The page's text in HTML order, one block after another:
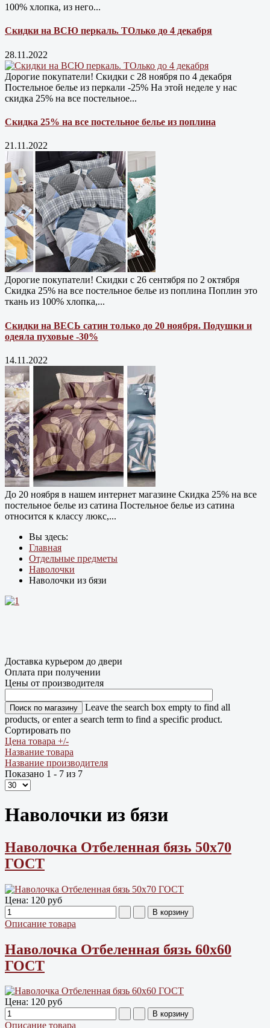
100% хлопка, из него...
Скидки на ВСЮ перкаль. ТОлько до 4 декабря
28.11.2022
Дорогие покупатели! Скидки с 28 ноября по 4 декабря
Постельное белье из перкали -25% На этой неделе у нас
скидка 25% на все постельное...
Скидка 25% на все постельное белье из поплина
21.11.2022
Дорогие покупатели! Скидки с 26 сентября по 2 октября
Скидка 25% на все постельное белье из поплина Поплин это
ткань из 100% хлопка,...
Скидки на ВЕСЬ сатин только до 20 ноября. Подушки и
одеяла пуховые -30%
14.11.2022
До 20 ноября в нашем интернет магазине Cкидка 25% на все
постельное белье из сатина Постельное белье из сатина
относится к классу люкс,...
Вы здесь:
Главная
Отдельные предметы
Наволочки
Наволочки из бязи
Доставка курьером до двери
Оплата при получении
Цены от производителя
Leave the search box empty to find all
products, or enter a search term to find a specific product.
Сортировать по
Цена товара +/-
Название товара
Название производителя
Показано 1 - 7 из 7
Наволочки из бязи
Наволочка Отбеленная бязь 50х70
ГОСТ
Цена: 120 руб
Описание товара
Наволочка Отбеленная бязь 60х60
ГОСТ
Цена: 120 руб
Описание товара